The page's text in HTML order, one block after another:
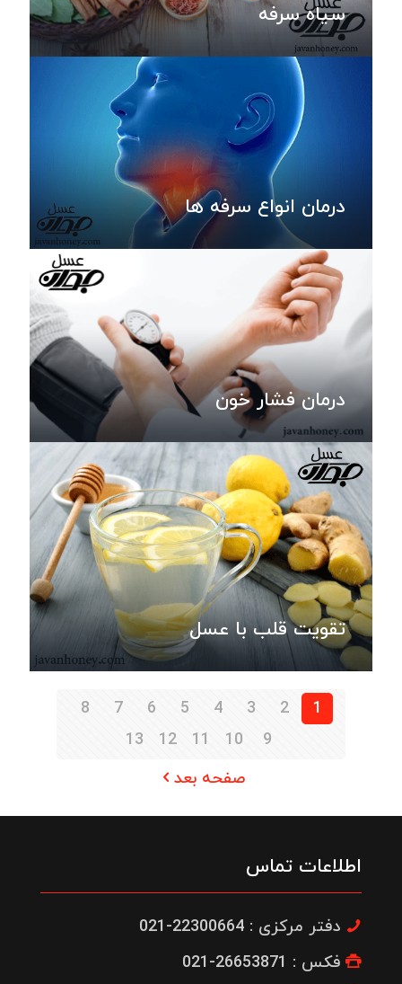
سیاه سرفه
درمان انواع سرفه ها
درمان فشار خون
تقویت قلب با عسل
1
2
3
4
5
6
7
8
9
10
11
12
13
صفحه بعد
اطلاعات تماس
دفتر مرکزی : 22300664-021
فکس : 26653871-021